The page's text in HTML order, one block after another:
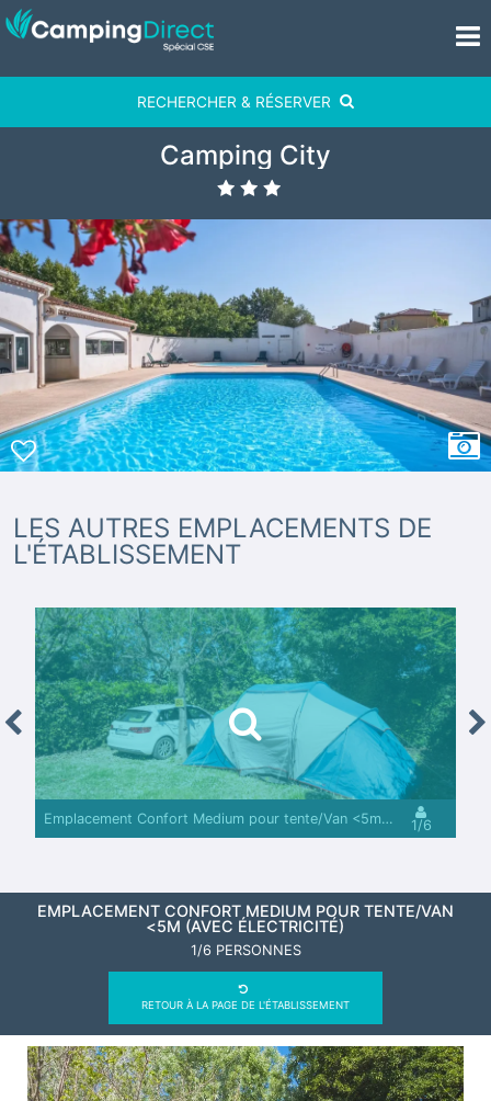
RECHERCHER & RÉSERVER
Camping City
LES AUTRES EMPLACEMENTS DE
L'ÉTABLISSEMENT
Emplacement Confort Medium pour tente/Van <5m (avec électricité) 1/6
EMPLACEMENT CONFORT MEDIUM POUR TENTE/VAN
<5M (AVEC ÉLECTRICITÉ)
1/6 PERSONNES
RETOUR À LA PAGE DE L'ÉTABLISSEMENT